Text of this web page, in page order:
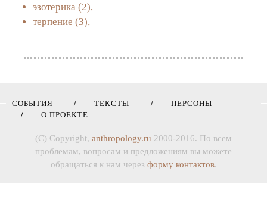
эзотерика (2),
терпение (3),
СОБЫТИЯ ТЕКСТЫ
ПЕРСОНЫ
О ПРОЕКТЕ
(C) Copyright, anthropology.ru 2000-2016. По всем
проблемам, вопросам и предложениям вы можете
обращаться к нам через форму контактов.